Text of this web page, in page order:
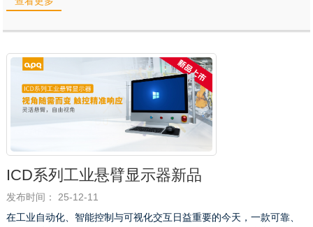
ICD系列工业悬臂显示器新品
发布时间： 25-12-11
在工业自动化、智能控制与可视化交互日益重要的今天，一款可靠、